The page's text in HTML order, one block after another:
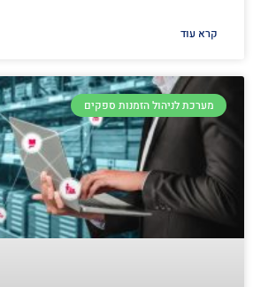
קרא עוד
מערכת לניהול הזמנות ספקים